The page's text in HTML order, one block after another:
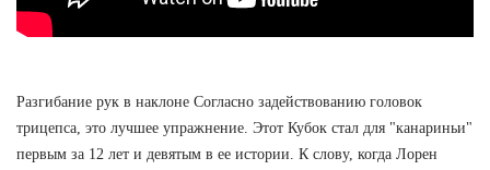
Разгибание рук в наклоне Согласно задействованию головок
трицепса, это лучшее упражнение. Этот Кубок стал для "канариньи"
первым за 12 лет и девятым в ее истории. К слову, когда Лорен